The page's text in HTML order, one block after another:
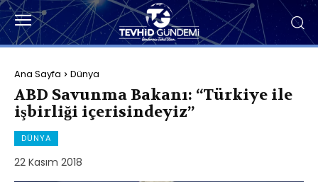
Ana Sayfa Dünya
ABD Savunma Bakanı: “Türkiye ile
işbirliği içerisindeyiz”
DÜNYA
22 Kasım 2018